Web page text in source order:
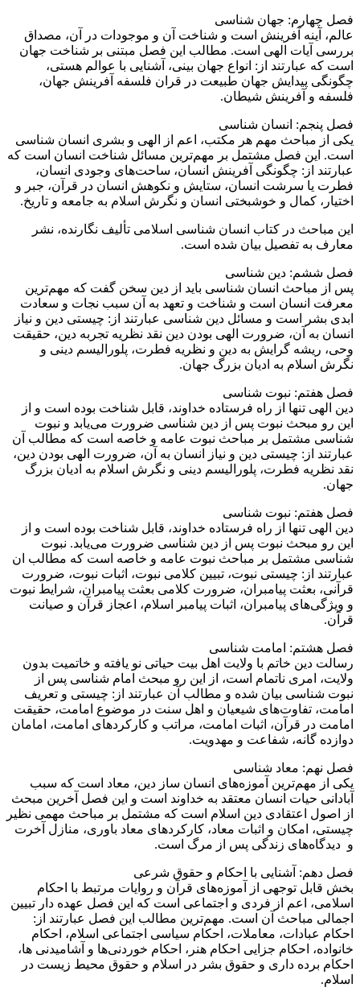
فصل چهارم: جهان شناسی
عالم، آینه آفرینش است و شناخت آن و موجودات در آن، مصداق
بررسی آیات الهی است. مطالب این فصل مبتنی بر شناخت جهان
است که عبارتند از: انواع جهان بینی، آشنایی با عوالم هستی،
چگونگی پیدایش جهان طبیعت در قران فلسفه آفرینش جهان،
فلسفه و آفرینش شیطان.
فصل پنجم: انسان شناسی
یکی از مباحث مهم هر مکتب، اعم از الهی و بشری انسان شناسی
است. این فصل مشتمل بر مهم‌ترین مسائل شناخت انسان است که
عبارتند از: چگونگی آفرینش انسان، ساحت‌های وجودی انسان،
فطرت یا سرشت انسان، ستایش و نکوهش انسان در قرآن، جبر و
اختیار، کمال و خوشبختی انسان و نگرش اسلام به جامعه و تاریخ.
این مباحث در کتاب انسان شناسی اسلامی تألیف نگارنده، نشر
معارف به تفصیل بیان شده است.
فصل ششم: دین شناسی
پس از مباحث انسان شناسی باید از دین سخن گفت که مهم‌ترین
معرفت انسان است و شناخت و تعهد به آن سبب نجات و سعادت
ابدی بشر است و مسائل دین شناسی عبارتند از: چیستی دین و نیاز
انسان به آن، ضرورت الهی بودن دین نقد نظریه تجربه دین، حقیقت
وحی، ریشه گرایش به دین و نظریه فطرت، پلورالیسم دینی و
نگرش اسلام به ادیان بزرگ جهان.
فصل هفتم: نبوت شناسی
دین الهی تنها از راه فرستاده خداوند، قابل شناخت بوده است و از
این رو مبحث نبوت پس از دین شناسی ضرورت می‌یابد و نبوت
شناسی مشتمل بر مباحث نبوت عامه و خاصه است که مطالب آن
عبارتند از: چیستی دین و نیاز انسان به آن، ضرورت الهی بودن دین،
نقد نظریه فطرت، پلورالیسم دینی و نگرش اسلام به ادیان بزرگ
جهان.
فصل هفتم: نبوت شناسی
دین الهی تنها از راه فرستاده خداوند، قابل شناخت بوده است و از
این رو مبحث نبوت پس از دین شناسی ضرورت می‌یابد. نبوت
شناسی مشتمل بر مباحث نبوت عامه و خاصه است که مطالب ان
عبارتند از: چیستی نبوت، تبیین کلامی نبوت، اثبات نبوت، ضرورت
قرآنی، بعثت پیامبران، ضرورت کلامی بعثت پیامبران، شرایط نبوت
و ویژگی‌های پیامبران، اثبات پیامبر اسلام، اعجاز قرآن و صیانت
قرآن.
فصل هشتم: امامت شناسی
رسالت دین خاتم با ولایت اهل بیت حیاتی نو یافته و خاتمیت بدون
ولایت، امری ناتمام است، از این رو مبحث امام شناسی پس از
نبوت شناسی بیان شده و مطالب آن عبارتند از: چیستی و تعریف
امامت، تفاوت‌های شیعیان و اهل سنت در موضوع امامت، حقیقت
امامت در قرآن، اثبات امامت، مراتب و کارکرد‌های امامت، امامان
دوازده گانه، شفاعت و مهدویت.
فصل نهم: معاد شناسی
یکی از مهم‌ترین آموزه‌های انسان ساز دین، معاد است که سبب
آبادانی حیات انسان معتقد به خداوند است و این فصل آخرین مبحث
از اصول اعتقادی دین اسلام است که مشتمل بر مباحث مهمی نظیر
چیستی، امکان و اثبات معاد، کارکرد‌های معاد باوری، منازل آخرت
و دیدگاه‌های زندگی پس از مرگ است.
فصل دهم: آشنایی با احکام و حقوق شرعی
بخش قابل توجهی از آموزه‌های قرآن و روایات مرتبط با احکام
اسلامی، اعم از فردی و اجتماعی است که این فصل عهده دار تبیین
اجمالی مباحث آن است. مهم‌ترین مطالب این فصل عبارتند از:
احکام عبادات، معاملات، احکام سیاسی اجتماعی اسلام، احکام
خانواده، احکام جزایی احکام هنر، احکام خوردنی‌ها و آشامیدنی ها،
احکام برده داری و حقوق بشر در اسلام و حقوق محیط زیست در
اسلام.